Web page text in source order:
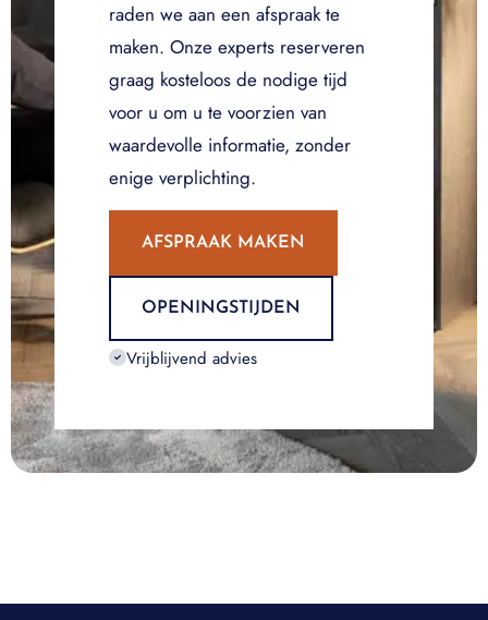
raden we aan een afspraak te
maken. Onze experts reserveren
graag kosteloos de nodige tijd
voor u om u te voorzien van
waardevolle informatie, zonder
enige verplichting.
AFSPRAAK MAKEN
OPENINGSTIJDEN
Vrijblijvend advies